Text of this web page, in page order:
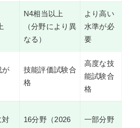
N4相当以上
（分野により異
なる）
より高い
水準が必
要
が
技能評価試験合
格
高度な技
能試験合
格
対
16分野（2026
一部分野